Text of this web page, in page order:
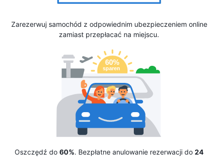
Zarezerwuj samochód z odpowiednim ubezpieczeniem online
zamiast przepłacać na miejscu.
Oszczędź do 60%. Bezpłatne anulowanie rezerwacji do 24